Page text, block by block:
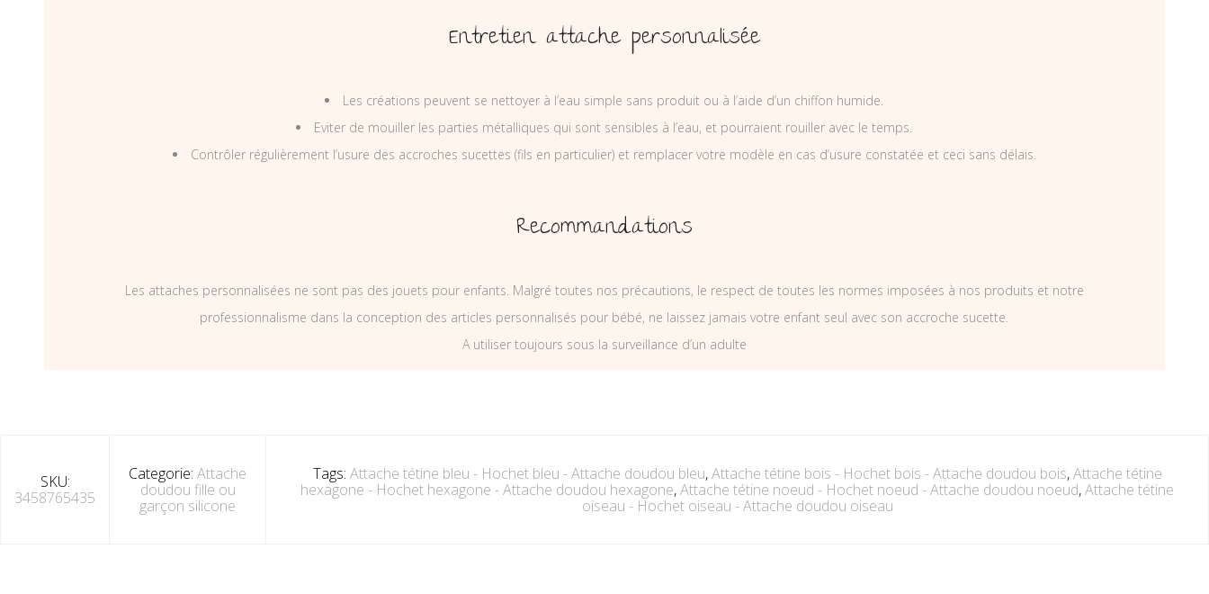
Entretien attache personnalisée
Les créations peuvent se nettoyer à l’eau simple sans produit ou à l’aide d’un chiffon humide.
Eviter de mouiller les parties métalliques qui sont sensibles à l’eau, et pourraient rouiller avec le temps.
Contrôler régulièrement l’usure des accroches sucettes (fils en particulier) et remplacer votre modèle en cas d’usure constatée et ceci sans délais.
Recommandations
Les attaches personnalisées ne sont pas des jouets pour enfants. Malgré toutes nos précautions, le respect de toutes les normes imposées à nos produits et notre
professionnalisme dans la conception des articles personnalisés pour bébé, ne laissez jamais votre enfant seul avec son accroche sucette.
A utiliser toujours sous la surveillance d’un adulte
SKU:
3458765435
Categorie: Attache
doudou fille ou
garçon silicone
Tags: Attache tétine bleu - Hochet bleu - Attache doudou bleu,Attache tétine bois - Hochet bois - Attache doudou bois,Attache tétine
hexagone - Hochet hexagone - Attache doudou hexagone,Attache tétine noeud - Hochet noeud - Attache doudou noeud,Attache tétine
oiseau - Hochet oiseau - Attache doudou oiseau